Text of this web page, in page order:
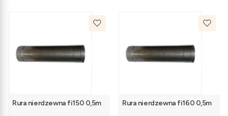
Rura nierdzewna fi150 0,5m Rura nierdzewna fi160 0,5m